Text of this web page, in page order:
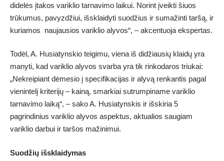
didelės įtakos variklio tarnavimo laikui. Norint įveikti šiuos
trūkumus, pavyzdžiui, išsklaidyti suodžius ir sumažinti taršą, ir
kuriamos naujausios variklio alyvos“, – akcentuoja ekspertas.
Todėl, A. Husiatynskio teigimu, viena iš didžiausių klaidų yra
manyti, kad variklio alyvos svarba yra tik rinkodaros triukai:
„Nekreipiant dėmesio į specifikacijas ir alyvą renkantis pagal
vienintelį kriterijų – kainą, smarkiai sutrumpiname variklio
tarnavimo laiką“, – sako A. Husiatynskis ir išskiria 5
pagrindinius variklio alyvos aspektus, aktualios saugiam
variklio darbui ir taršos mažinimui.
Suodžių išsklaidymas